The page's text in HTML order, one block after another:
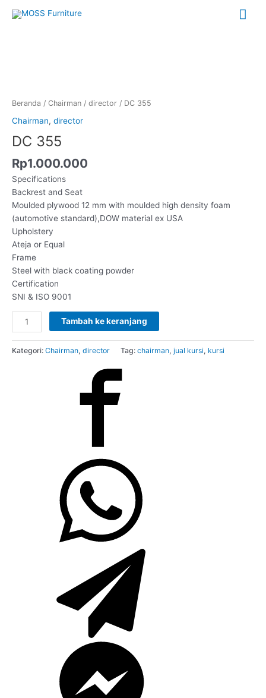
Beranda / Chairman / director / DC 355
Chairman, director
DC 355
Rp1.000.000
Specifications
Backrest and Seat
Moulded plywood 12 mm with moulded high density foam
(automotive standard),DOW material ex USA
Upholstery
Ateja or Equal
Frame
Steel with black coating powder
Certification
SNI & ISO 9001
Tambah ke keranjang
Kategori: Chairman, director Tag: chairman, jual kursi, kursi